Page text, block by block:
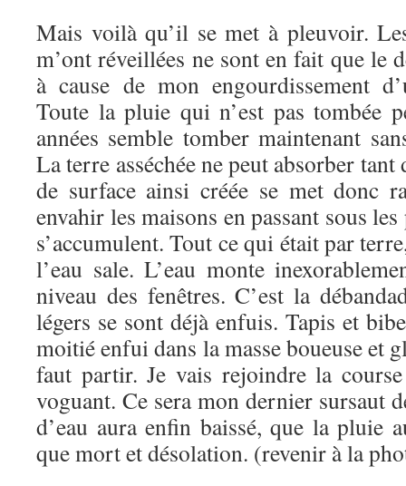
Mais voilà qu’il se met à pleuvoir.
m’ont réveillées ne sont en fait que le
à cause de mon engourdissement
Toute la pluie qui n’est pas tombée
années semble tomber maintenant
La terre asséchée ne peut absorber
de surface ainsi créée se met donc
envahir les maisons en passant sous
s’accumulent. Tout ce qui était par
l’eau sale. L’eau monte
niveau des fenêtres. C’est la
légers se sont déjà enfuis. Tapis et
moitié enfui dans la masse boueuse et
faut partir. Je vais rejoindre la
voguant. Ce sera mon dernier sursaut
d’eau aura enfin baissé, que la pluie
que mort et désolation. (revenir à la